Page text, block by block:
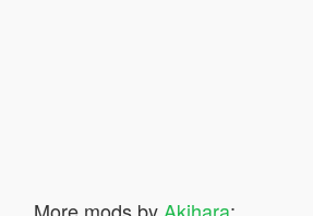
More mods by Akihara: